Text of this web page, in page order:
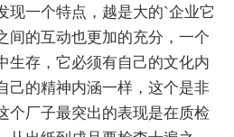
一个特点，越是大的`企业它
间的互动也更加的充分，一个
生存，它必须有自己的文化内
己的精神内涵一样，这个是非
个厂子最突出的表现是在质检